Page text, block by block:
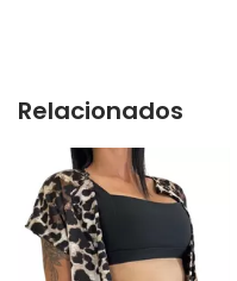
Relacionados